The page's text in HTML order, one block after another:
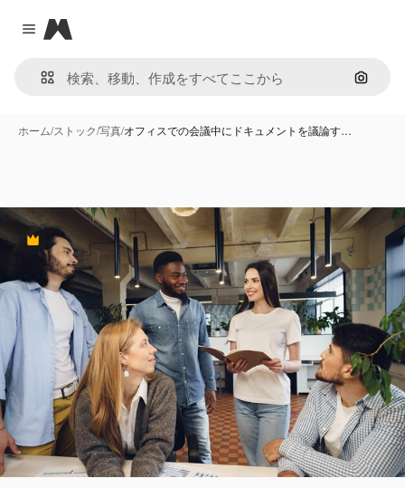
Close menu
Magnific
画像で
ホーム/ストック/写真/オフィスでの会議中にドキュメントを議論す…
Premium